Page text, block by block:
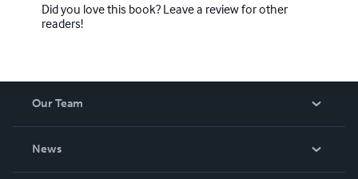
Did you love this book? Leave a review for other
readers!
Our Team
News